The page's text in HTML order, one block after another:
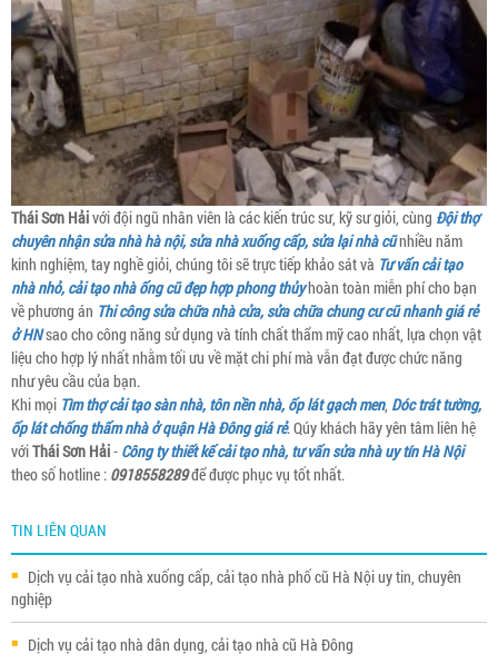
Thái Sơn Hảivới đội ngũ nhân viên là các kiến trúc sư, kỹ sư giỏi, cùng Đội thợ
chuyên nhận sửa nhà hà nội, sửa nhà xuống cấp, sửa lại nhà cũnhiều năm
kinh nghiệm, tay nghề giỏi, chúng tôi sẽ trực tiếp khảo sát và Tư vấn cải tạo
nhà nhỏ, cải tạo nhà ống cũ đẹp hợp phong thủyhoàn toàn miễn phí cho bạn
về phương án Thi công sửa chữa nhà cửa, sửa chữa chung cư cũ nhanh giá rẻ
ở HNsao cho công năng sử dụng và tính chất thẩm mỹ cao nhất, lựa chọn vật
liệu cho hợp lý nhất nhằm tối ưu về mặt chi phí mà vẫn đạt được chức năng
như yêu cầu của bạn.
Khi mọi Tìm thợ cải tạo sàn nhà, tôn nền nhà, ốp lát gạch men, Dóc trát tường,
ốp lát chống thấm nhà ở quận Hà Đông giá rẻ. Qúy khách hãy yên tâm liên hệ
vớiThái Sơn Hải- Công ty thiết kế cải tạo nhà, tư vấn sửa nhà uy tín Hà Nội
theo số hotline : 0918558289để được phục vụ tốt nhất.
TIN LIÊN QUAN
Dịch vụ cải tạo nhà xuống cấp, cải tạo nhà phố cũ Hà Nội uy tin, chuyên
nghiệp
Dịch vụ cải tạo nhà dân dụng, cải tạo nhà cũ Hà Đông